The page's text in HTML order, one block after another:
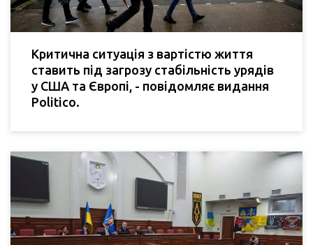
Критична ситуація з вартістю життя
ставить під загрозу стабільність урядів
у США та Європі, - повідомляє видання
Politico.